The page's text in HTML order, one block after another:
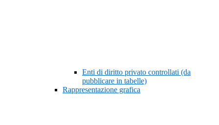
Enti di diritto privato controllati (da
pubblicare in tabelle)
Rappresentazione grafica